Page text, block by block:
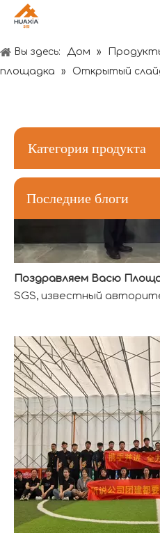
Вы здесь: Дом »
площадка
» Открытый
Категория продукта
Последние блоги
SGS, известный